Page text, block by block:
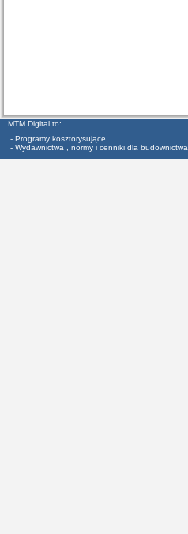
MTM Digital to:
- Programy kosztorysujące
- Wydawnictwa , normy i cenniki dla budownictwa